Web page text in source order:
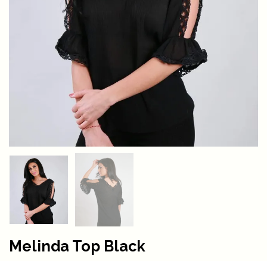
Melinda Top Black